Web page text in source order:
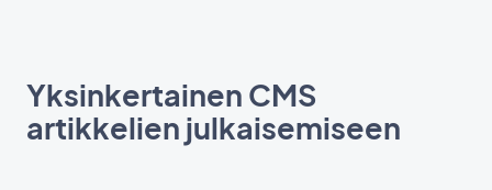
Yksinkertainen CMS
artikkelien julkaisemiseen